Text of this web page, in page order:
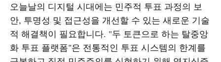
오늘날의 디지털 시대에는 민주적 투표 과정의 보
안, 투명성 및 접근성을 개선할 수 있는 새로운 기술
적 해결책이 필요합니다. "두 토큰으로 하는 탈중앙
화 투표 플랫폼"은 전통적인 투표 시스템의 한계를